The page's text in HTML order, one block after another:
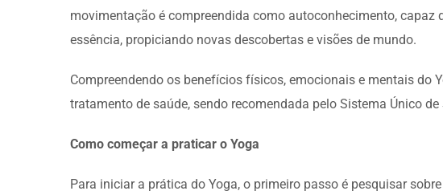
movimentação é compreendida como autoconhecimento, capaz
essência, propiciando novas descobertas e visões de mundo.
Compreendendo os benefícios físicos, emocionais e mentais do
tratamento de saúde, sendo recomendada pelo Sistema Único de
Como começar a praticar o Yoga
Para iniciar a prática do Yoga, o primeiro passo é pesquisar